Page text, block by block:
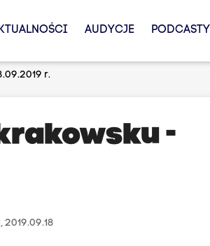
AUDYCJE PODCASTY
r.
-
2019.09.18